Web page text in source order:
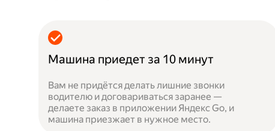
Машина приедет за 10 минут
Вам не придётся делать лишние звонки
водителю и договариваться заранее —
делаете заказ в приложении Яндекс Go, и
машина приезжает в нужное место.